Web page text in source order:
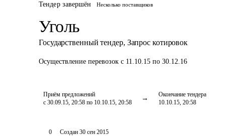
Тендер завершён Несколько поставщиков
Уголь
Государственный тендер, Запрос котировок
Осуществление перевозок с 11.10.15 по 30.12.16
Приём предложений
с 30.09.15, 20:58 по 10.10.15, 20:58
Окончание тендера
10.10.15, 20:58
0 Создан 30 сен 2015